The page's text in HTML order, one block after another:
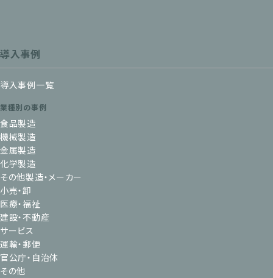
導入事例
導入事例一覧
業種別の事例
食品製造
機械製造
金属製造
化学製造
その他製造・メーカー
小売・卸
医療・福祉
建設・不動産
サービス
運輸・郵便
官公庁・自治体
その他